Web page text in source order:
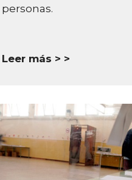
personas.
Leer más >